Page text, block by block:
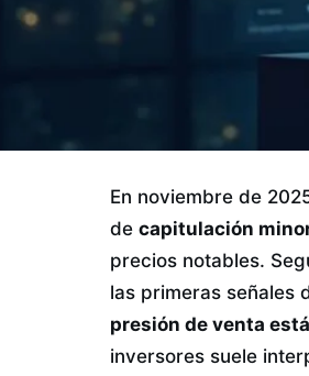
En noviembre de
de capitulación
precios notables.
las primeras señales
presión de venta
inversores suele